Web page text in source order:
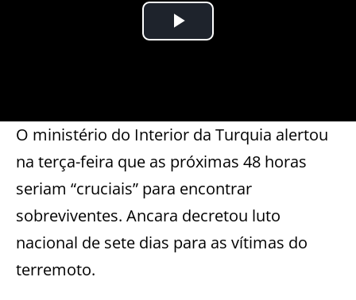
O ministério do Interior da Turquia alertou
na terça-feira que as próximas 48 horas
seriam “cruciais” para encontrar
sobreviventes. Ancara decretou luto
nacional de sete dias para as vítimas do
terremoto.